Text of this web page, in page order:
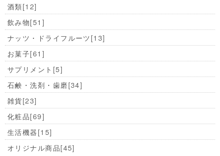
酒類[12]
飲み物[51]
ナッツ・ドライフルーツ[13]
お菓子[61]
サプリメント [5]
石鹸・洗剤・歯磨[34]
雑貨[23]
化粧品[69]
生活機器[15]
オリジナル商品[45]